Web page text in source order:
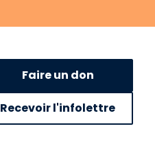
Faire un don
Recevoir l'infolettre